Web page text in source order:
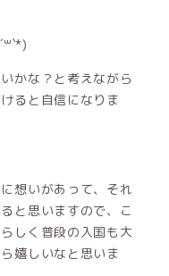
かな？と考えながら
ると自信になりま
想いがあって、それ
と思いますので、こ
しく普段の入国も大
嬉しいなと思いま